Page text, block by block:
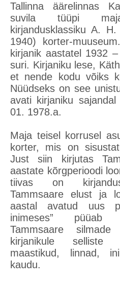
Tallinna äärelinnas
suvila tüüpi
kirjandusklassiku A.
1940) korter-
kirjanik aastatel 1932
suri. Kirjaniku lese,
et nende kodu võiks
Nüüdseks on see
avati kirjaniku
01. 1978.a.
Maja teisel korrusel
korter, mis on
Just siin kirjutas
aastate kõrgperioodi
tiivas on
Tammsaare elust ja
aastal avatud uus
inimeses” püüab
Tammsaare
kirjanikule selliste
maastikud, linnad,
kaudu.